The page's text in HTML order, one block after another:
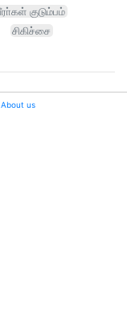
குடும்பம்
சிகிச்சை
About us